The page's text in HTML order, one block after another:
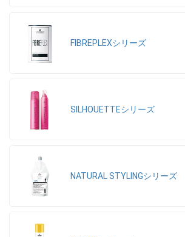
FIBREPLEXシリーズ
SILHOUETTEシリーズ
NATURAL STYLINGシリーズ